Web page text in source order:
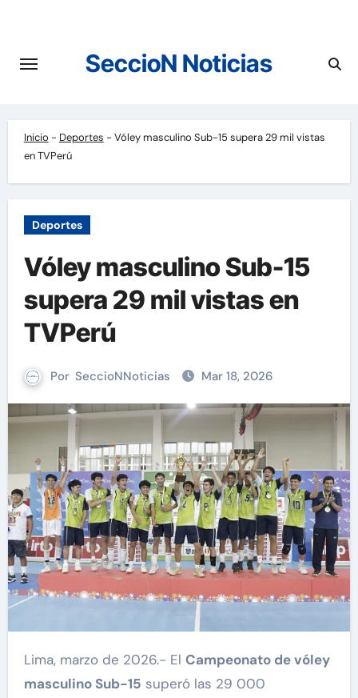
contenido
SeccioN Noticias
Inicio - Deportes - Vóley masculino Sub-15 supera 29 mil vistas
en TVPerú
Deportes
Vóley masculino Sub-15
supera 29 mil vistas en
TVPerú
Por SeccioNNoticias Mar 18, 2026
Lima, marzo de 2026.- El Campeonato de vóley
masculino Sub-15 superó las 29 000